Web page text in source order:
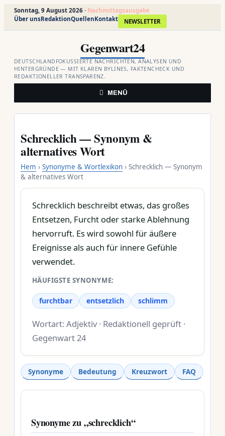
Sonntag, 9 August 2026 · Nachmittagsausgabe
Über unsRedaktionQuellenKontakt NEWSLETTER
springen
Gegenwart24
DEUTSCHLANDFOKUSSIERTE NACHRICHTEN, ANALYSEN UND
HINTERGRÜNDE — MIT KLAREN BYLINES, FAKTENCHECK UND
REDAKTIONELLER TRANSPARENZ.
MENÜ
Schrecklich — Synonym &
alternatives Wort
Hem › Synonyme & Wortlexikon › Schrecklich — Synonym
& alternatives Wort
Schrecklich beschreibt etwas, das großes
Entsetzen, Furcht oder starke Ablehnung
hervorruft. Es wird sowohl für äußere
Ereignisse als auch für innere Gefühle
verwendet.
HÄUFIGSTE SYNONYME:
furchtbar entsetzlich schlimm
Wortart: Adjektiv · Redaktionell geprüft ·
Gegenwart 24
Synonyme Bedeutung Kreuzwort FAQ
Synonyme zu „schrecklich“